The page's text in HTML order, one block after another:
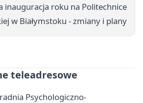
inauguracja roku na Politechnice
w Białymstoku - zmiany i plany
teleadresowe
Psychologiczno-